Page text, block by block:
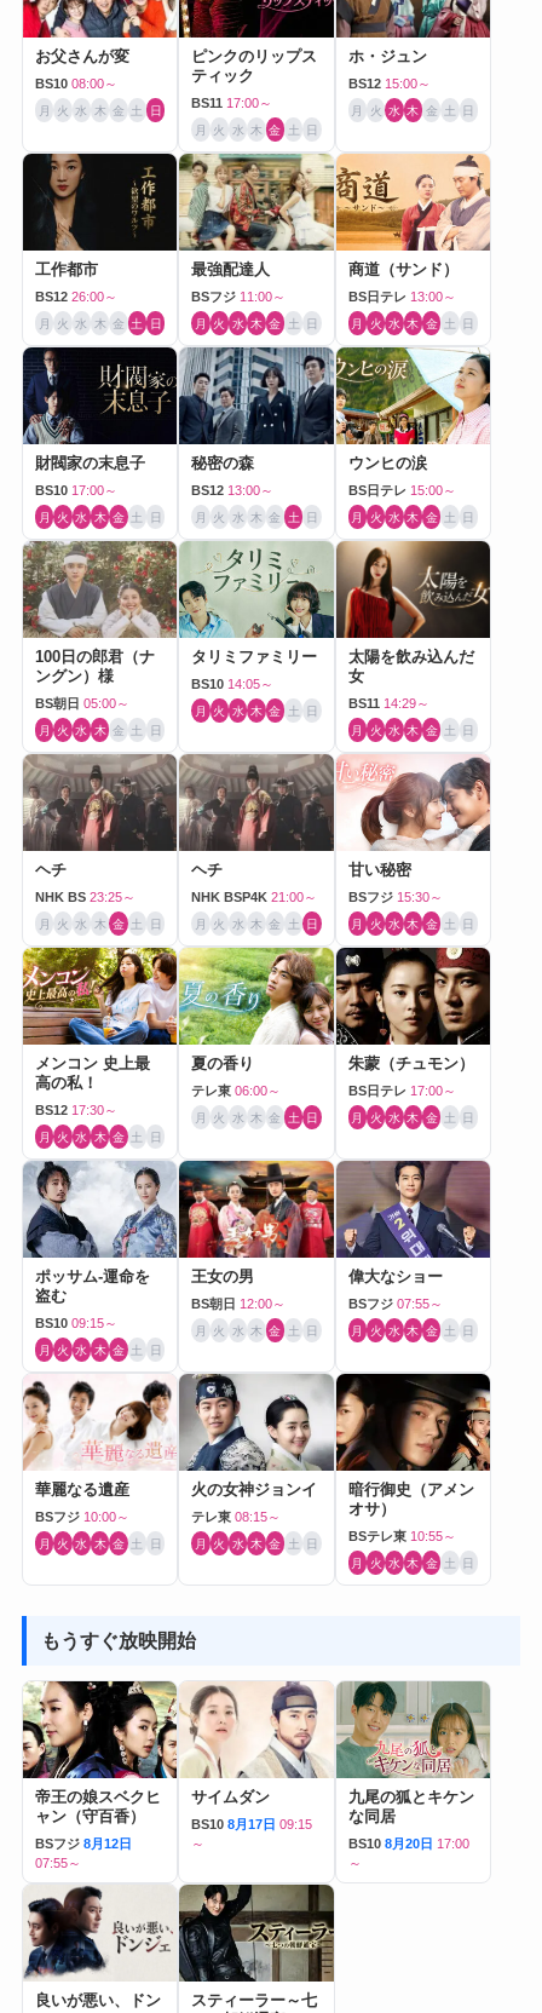
お父さんが変
BS10 08:00～
月 火 水 木 金 土 日
ピンクのリップス
ティック
BS11 17:00～
月 火 水 木 金 土 日
ホ・ジュン
BS12 15:00～
月 火 水 木 金 土 日
工作都市
BS12 26:00～
月 火 水 木 金 土 日
最強配達人
BSフジ 11:00～
月 火 水 木 金 土 日
商道（サンド）
BS日テレ 13:00～
月 火 水 木 金 土 日
財閥家の末息子
BS10 17:00～
月 火 水 木 金 土 日
秘密の森
BS12 13:00～
月 火 水 木 金 土 日
ウンヒの涙
BS日テレ 15:00～
月 火 水 木 金 土 日
100日の郎君（ナ
ングン）様
BS朝日 05:00～
月 火 水 木 金 土 日
タリミファミリー
BS10 14:05～
月 火 水 木 金 土 日
太陽を飲み込んだ
女
BS11 14:29～
月 火 水 木 金 土 日
ヘチ
NHK BS 23:25～
月 火 水 木 金 土 日
ヘチ
NHK BSP4K 21:00～
月 火 水 木 金 土 日
甘い秘密
BSフジ 15:30～
月 火 水 木 金 土 日
メンコン 史上最
高の私！
BS12 17:30～
月 火 水 木 金 土 日
夏の香り
テレ東 06:00～
月 火 水 木 金 土 日
朱蒙（チュモン）
BS日テレ 17:00～
月 火 水 木 金 土 日
ポッサム-運命を
盗む
BS10 09:15～
月 火 水 木 金 土 日
王女の男
BS朝日 12:00～
月 火 水 木 金 土 日
偉大なショー
BSフジ 07:55～
月 火 水 木 金 土 日
華麗なる遺産
BSフジ 10:00～
月 火 水 木 金 土 日
火の女神ジョンイ
テレ東 08:15～
月 火 水 木 金 土 日
暗行御史（アメン
オサ）
BSテレ東 10:55～
月 火 水 木 金 土 日
もうすぐ放映開始
帝王の娘スベクヒ
ャン（守百香）
BSフジ 8月12日
07:55～
サイムダン
BS10 8月17日 09:15
～
九尾の狐とキケン
な同居
BS10 8月20日 17:00
～
良いが悪い、ドン
スティーラー～七